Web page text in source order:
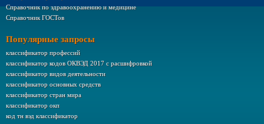
Справочник по здравоохранению и медицине
Справочник ГОСТов
Популярные запросы
классификатор профессий
классификатор кодов ОКВЭД 2017 с расшифровкой
классификатор видов деятельности
классификатор основных средств
классификатор стран мира
классификатор окп
код тн вэд классификатор